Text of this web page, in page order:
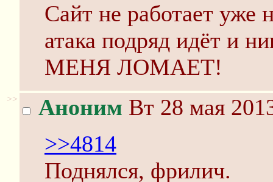
Сайт не работает уже
атака подряд идёт и
МЕНЯ ЛОМАЕТ!
>> Аноним Вт 28 мая
>>4814
Поднялся, фрилич.